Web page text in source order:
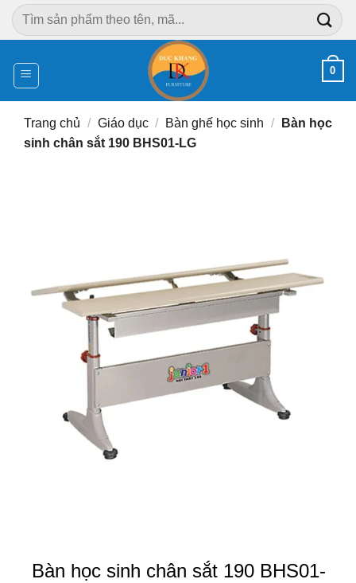
Chuyển
đến
dung
Tìm
kiếm:
0
Trang chủ / Giáo dục / Bàn ghế học sinh /
Bàn học
sinh chân sắt 190 BHS01-LG
Bàn học sinh chân sắt 190 BHS01-